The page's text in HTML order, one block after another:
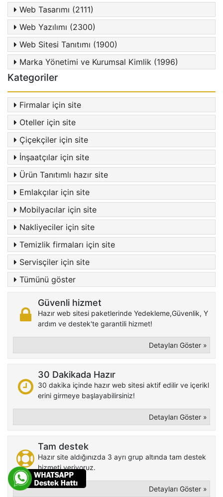
Web Tasarımı (2111)
Web Yazılımı (2300)
Web Sitesi Tanıtımı (1900)
Marka Yönetimi ve Kurumsal Kimlik (1996)
Kategoriler
Firmalar için site
Oteller için site
Çiçekçiler için site
İnşaatçılar için site
Ürün Tanıtımlı hazır site
Emlakçılar için site
Mobilyacılar için site
Nakliyeciler için site
Temizlik firmaları için site
Servisçiler için site
Tümünü göster
Güvenli hizmet
Hazır web sitesi paketlerinde Yedekleme,Güvenlik, Y
ardım ve destek'te garantili hizmet!
Detayları Göster »
30 Dakikada Hazır
30 dakika içinde hazır web sitesi aktif edilir ve içerikl
erini girmeye başlayabilirsiniz!
Detayları Göster »
Tam destek
Hazır site aldığınızda 3 ayrı grup altında tam destek
hizmeti veriyoruz.
Detayları Göster »